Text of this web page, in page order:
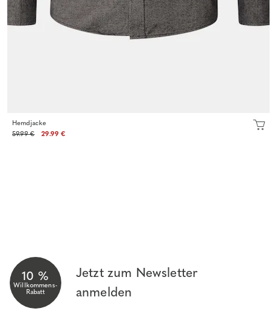
Hemdjacke
59.99 €
29.99 €
10 %
Willkommens-
Rabatt
Jetzt zum Newsletter
anmelden